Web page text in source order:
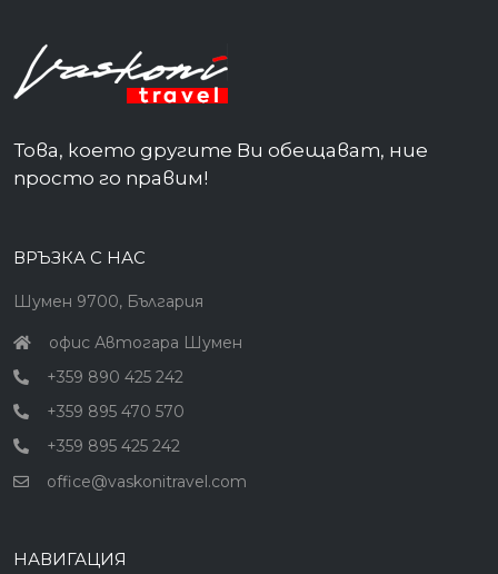
Това, което другите Ви обещават, ние
просто го правим!
ВРЪЗКА С НАС
Шумен 9700, България
офис Автогара Шумен
+359 890 425 242
+359 895 470 570
+359 895 425 242
office@vaskonitravel.com
НАВИГАЦИЯ